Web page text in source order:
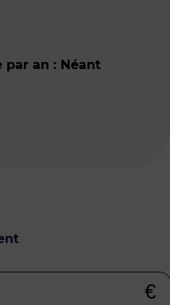
par an : Néant
€